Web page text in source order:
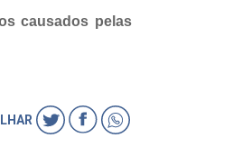
causados pelas